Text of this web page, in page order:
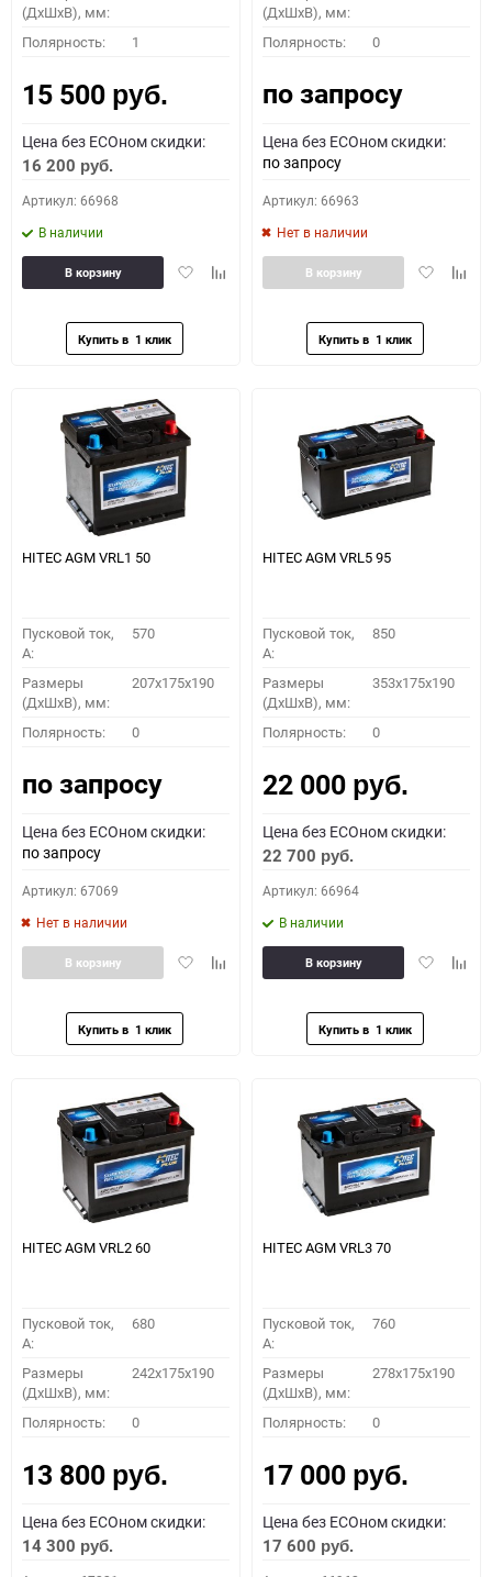
(ДхШхВ), мм:
Полярность: 1
15 500 руб.
Цена без ECOном скидки:
16 200 руб.
Артикул: 66968
В наличии
ДобавитьДобавить
В корзину
(ДхШхВ), мм:
Полярность: 0
по запросу
Цена без ECOном скидки:
по запросу
Артикул: 66963
Нет в наличии
Добавить
В корзину
HITEC AGM VRL1 50
Пусковой ток,
A:
570
Размеры
(ДхШхВ), мм:
207x175x190
Полярность: 0
по запросу
Цена без ECOном скидки:
по запросу
Артикул: 67069
Нет в наличии
ДобавитьДобавить
В корзину
HITEC AGM VRL5 95
Пусковой ток,
A:
850
Размеры
(ДхШхВ), мм:
353x175x190
Полярность: 0
22 000 руб.
Цена без ECOном скидки:
22 700 руб.
Артикул: 66964
В наличии
Добавить
В корзину
HITEC AGM VRL2 60
Пусковой ток,
A:
680
Размеры
(ДхШхВ), мм:
242x175x190
Полярность: 0
13 800 руб.
Цена без ECOном скидки:
14 300 руб.
HITEC AGM VRL3 70
Пусковой ток,
A:
760
Размеры
(ДхШхВ), мм:
278x175x190
Полярность: 0
17 000 руб.
Цена без ECOном скидки:
17 600 руб.